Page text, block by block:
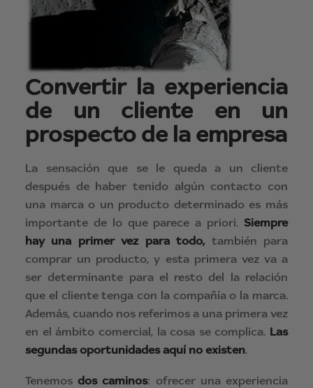
Convertir la experiencia
de un cliente en un
prospecto de la empresa
La sensación que se le queda a un cliente
después de haber tenido algún contacto con
una marca o un producto determinado es más
importante de lo que parece a priori. Siempre
hay una primer vez para todo, también para
comprar un producto, y esta primera vez va a
ser determinante para el resto del la relación
que el cliente tenga con la compañía o la marca.
Además, cuando nos referimos a una primera vez
en el ámbito comercial, la cosa se complica. Las
segundas oportunidades aquí no existen.
Tenemosdos caminos: ofrecer una experiencia